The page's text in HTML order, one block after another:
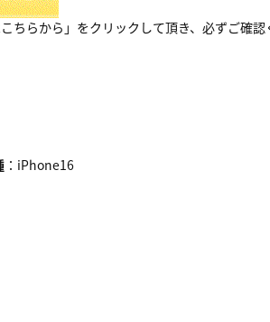
らから」をクリックして頂き、必ずご確認
：iPhone16